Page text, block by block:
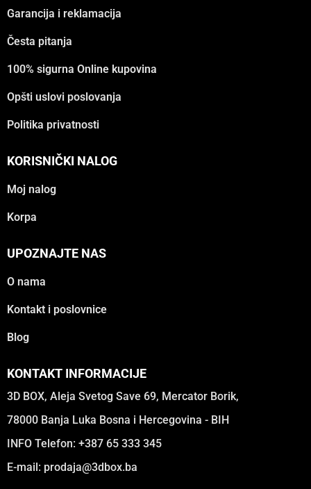
Garancija i reklamacija
Česta pitanja
100% sigurna Online kupovina
Opšti uslovi poslovanja
Politika privatnosti
KORISNIČKI NALOG
Moj nalog
Korpa
UPOZNAJTE NAS
O nama
Kontakt i poslovnice
Blog
KONTAKT INFORMACIJE
3D BOX, Aleja Svetog Save 69, Mercator Borik,
78000 Banja Luka Bosna i Hercegovina - BIH
INFO Telefon: +387 65 333 345
E-mail: prodaja@3dbox.ba